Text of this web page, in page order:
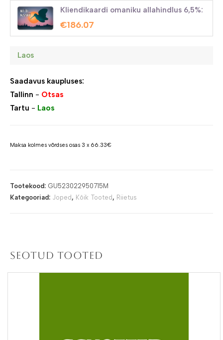
Kliendikaardi omaniku allahindlus 6,5%:
€186.07
Laos
Saadavus kaupluses:
Tallinn - Otsas
Tartu - Laos
Maksa kolmes võrdses osas 3 x 66.33€
Tootekood: GU523022950715M
Kategooriad: Joped , Kõik Tooted , Riietus
Seotud tooted